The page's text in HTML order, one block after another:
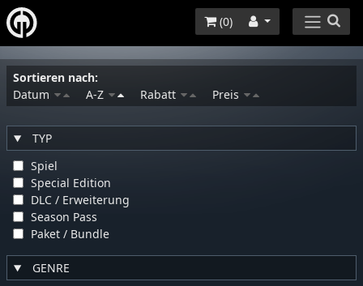
(0)
Sortieren nach:
Datum
A-Z Rabatt Preis
TYP
Spiel
Special Edition
DLC / Erweiterung
Season Pass
Paket / Bundle
GENRE